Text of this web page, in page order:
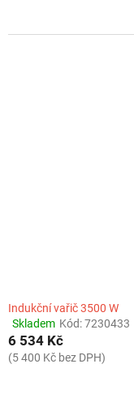
Indukční vařič 3500 W
Průměrné
hodnocení
produktu
Skladem Kód:7230433
6 534 Kč
(5 400 Kč bez DPH)